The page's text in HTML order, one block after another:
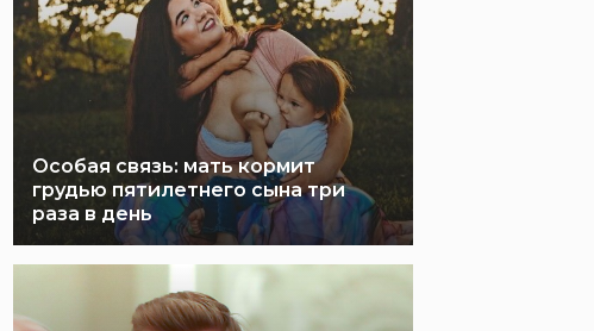
Особая связь: мать кормит
грудью пятилетнего сына три
раза в день